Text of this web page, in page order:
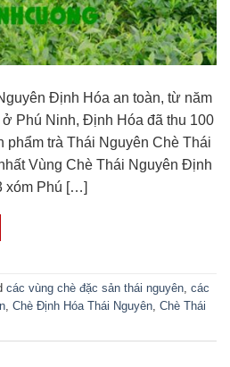
Định Hóa an toàn, từ năm
ở Phú Ninh, Định Hóa đã thu 100
phẩm trà Thái Nguyên Chè Thái
Vùng Chè Thái Nguyên Định
xóm Phú […]
các vùng chè đặc sản thái nguyên, các
, Chè Định Hóa Thái Nguyên, Chè Thái